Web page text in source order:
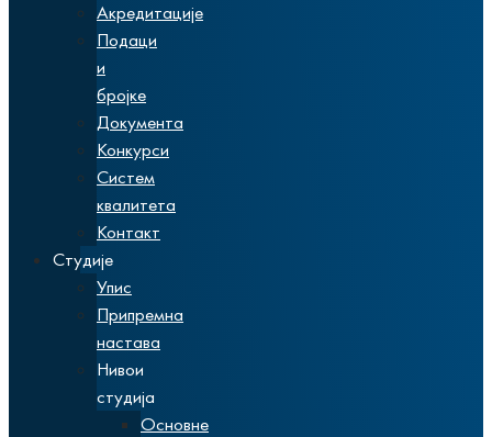
Акредитације
Подаци
и
бројке
Документа
Конкурси
Систем
квалитета
Контакт
Студије
Упис
Припремна
настава
Нивои
студија
Основне